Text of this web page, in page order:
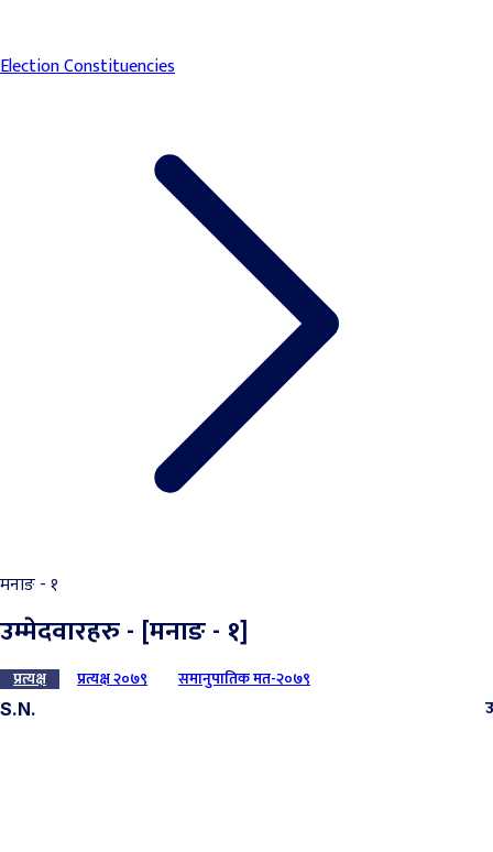
Election Constituencies
मनाङ - १
उम्मेदवारहरु - [मनाङ - १]
प्रत्यक्ष प्रत्यक्ष २०७९ समानुपातिक मत-२०७९
S.N.